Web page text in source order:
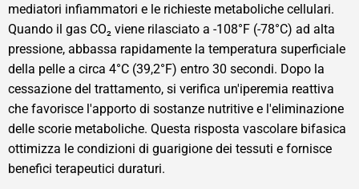
mediatori infiammatori e le richieste metaboliche cellulari.
Quando il gas CO₂ viene rilasciato a -108°F (-78°C) ad alta
pressione, abbassa rapidamente la temperatura superficiale
della pelle a circa 4°C (39,2°F) entro 30 secondi. Dopo la
cessazione del trattamento, si verifica un'iperemia reattiva
che favorisce l'apporto di sostanze nutritive e l'eliminazione
delle scorie metaboliche. Questa risposta vascolare bifasica
ottimizza le condizioni di guarigione dei tessuti e fornisce
benefici terapeutici duraturi.